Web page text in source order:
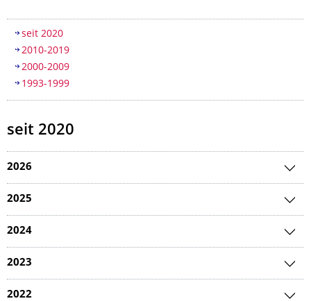
Inhaltsverzeichnis
seit 2020
2010-2019
2000-2009
1993-1999
seit 2020
2026
2025
2024
2023
2022